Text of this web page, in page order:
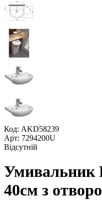
Код: AKD58239
Арт: 7294200U
Відсутній
Умивальник
40см з